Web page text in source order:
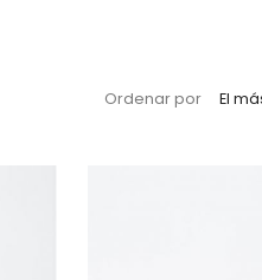
Ordenar por El